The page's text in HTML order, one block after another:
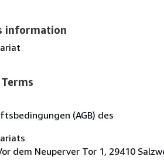
information
(AGB) des
dem Neuperver Tor 1, 29410